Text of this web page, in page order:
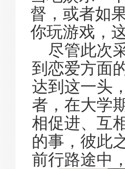
督，或者如
你玩游戏，
尽管此次
到恋爱方面
达到这一头
者，在大学
相促进、互
的事，彼此
前行路途中